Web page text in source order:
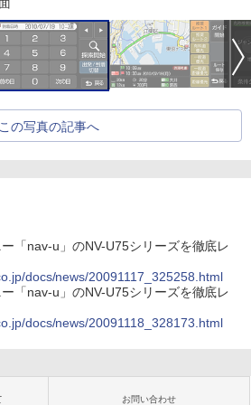
この写真の記事へ
「nav-u」のNV-U75シリーズを徹底レ
docs/news/20091117_325258.html
「nav-u」のNV-U75シリーズを徹底レ
docs/news/20091118_328173.html
お問い合わせ